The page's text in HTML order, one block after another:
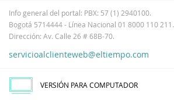
Info general del portal: PBX: 57 (1) 2940100.
Bogotá 5714444 - Línea Nacional 01 8000 110 211.
Dirección: Av. Calle 26 # 68B-70.
servicioalclienteweb@eltiempo.com
VERSIÓN PARA COMPUTADOR